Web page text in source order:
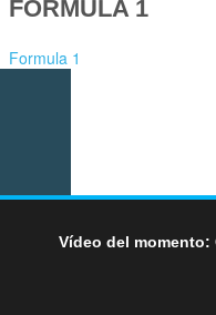
FORMULA 1
Formula 1
Vídeo del momento: